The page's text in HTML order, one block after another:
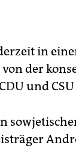
in
der
und